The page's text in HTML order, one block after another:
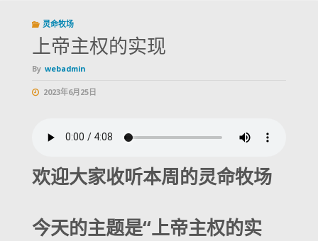
灵命牧场
上帝主权的实现
By webadmin
2023年6月25日
欢迎大家收听本周的灵命牧场
今天的主题是“上帝主权的实